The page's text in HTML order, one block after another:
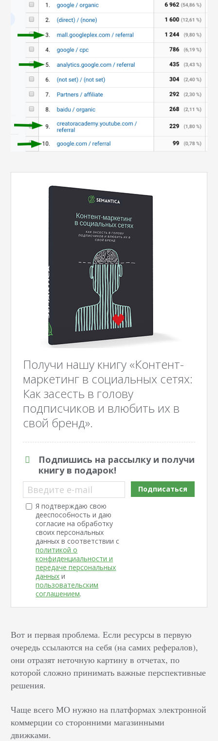
Получи нашу книгу «Контент-
маркетинг в социальных сетях:
Как засесть в голову
подписчиков и влюбить их в
свой бренд».
Подпишись на рассылку и получи
книгу в подарок!
Введите e-mail
Я подтверждаю свою
дееспособность и даю
согласие на обработку
своих персональных
данных в соответствии с
политикой о
конфиденциальности и
передаче персональных
данных и
пользовательским
соглашением.
Подписаться
Вот и первая проблема. Если ресурсы в первую
очередь ссылаются на себя (на самих рефералов),
они отразят неточную картину в отчетах, по
которой сложно принимать важные перспективные
решения.
Чаще всего МО нужно на платформах электронной
коммерции со сторонними магазинными
движками.